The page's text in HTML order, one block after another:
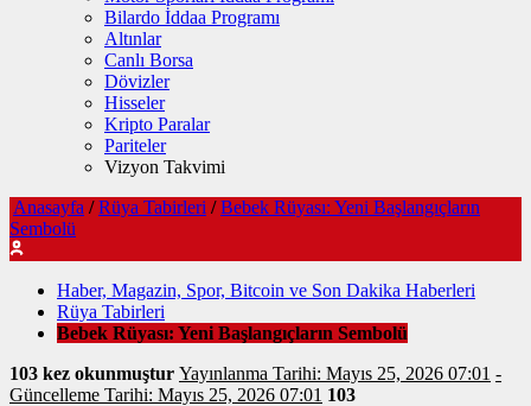
Bilardo İddaa Programı
Altınlar
Canlı Borsa
Dövizler
Hisseler
Kripto Paralar
Pariteler
Vizyon Takvimi
Anasayfa / Rüya Tabirleri / Bebek Rüyası: Yeni Başlangıçların
Sembolü
Haber, Magazin, Spor, Bitcoin ve Son Dakika Haberleri
Rüya Tabirleri
Bebek Rüyası: Yeni Başlangıçların Sembolü
103 kez okunmuştur Yayınlanma Tarihi: Mayıs 25, 2026 07:01 -
Güncelleme Tarihi: Mayıs 25, 2026 07:01 103